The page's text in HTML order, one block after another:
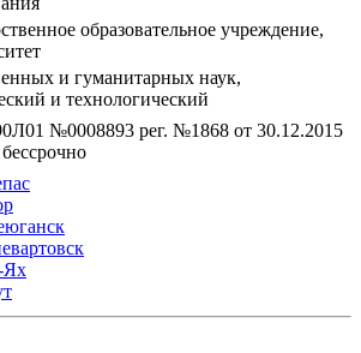
образовательное учреждение,
и гуманитарных наук,
и технологический
№0008893 рег. №1868 от 30.12.2015
Ях